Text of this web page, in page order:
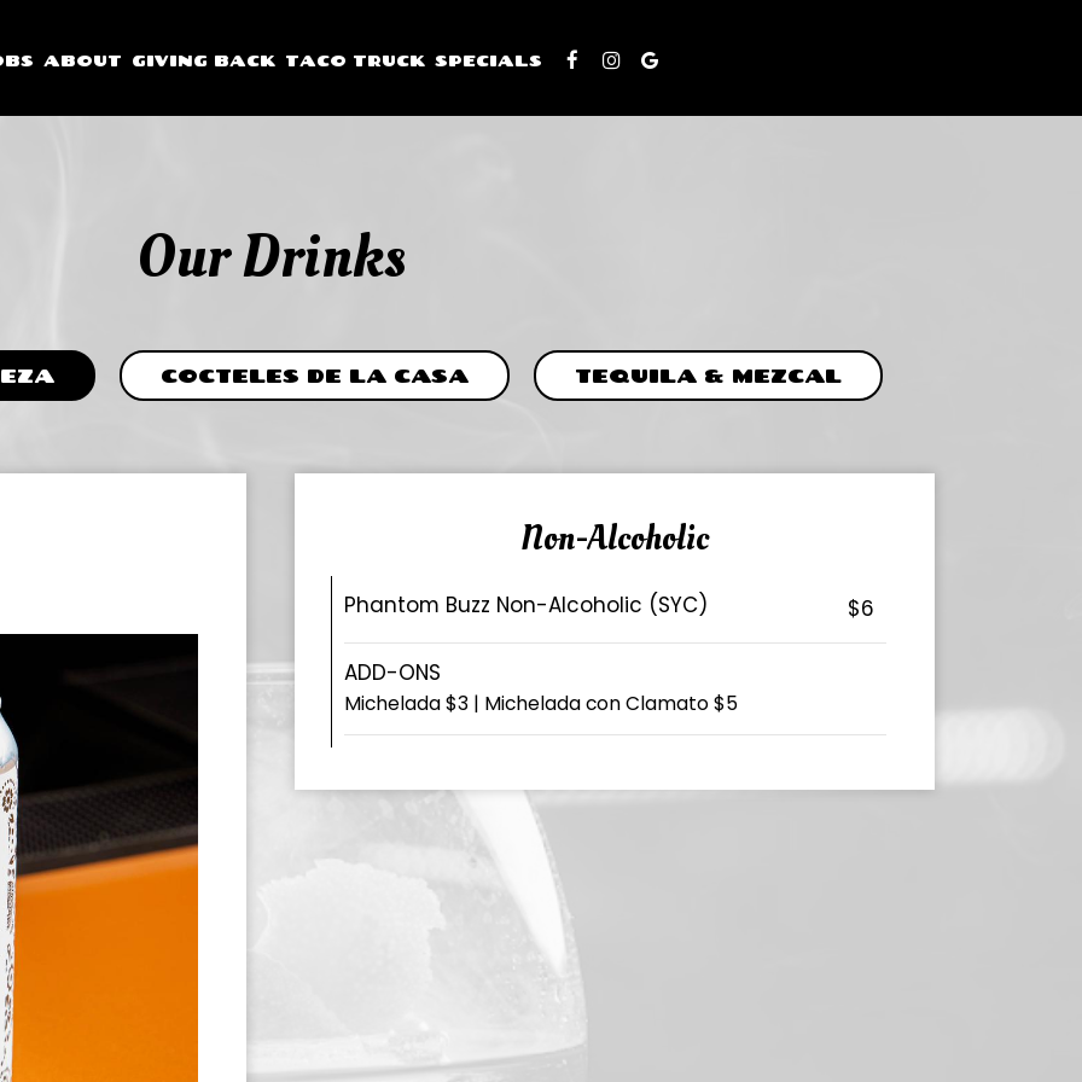
ABOUT GIVING BACK TACO TRUCK SPECIALS
Our Drinks
COCTELES DE LA CASA TEQUILA & MEZCAL
Non-Alcoholic
Phantom Buzz Non-Alcoholic (SYC) $6
ADD-ONS
Michelada $3 | Michelada con Clamato $5